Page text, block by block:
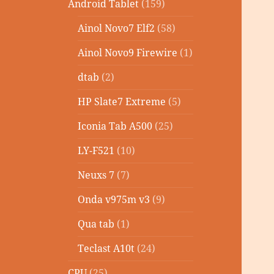
Android Tablet (159)
Ainol Novo7 Elf2 (58)
Ainol Novo9 Firewire (1)
dtab (2)
HP Slate7 Extreme (5)
Iconia Tab A500 (25)
LY-F521 (10)
Neuxs 7 (7)
Onda v975m v3 (9)
Qua tab (1)
Teclast A10t (24)